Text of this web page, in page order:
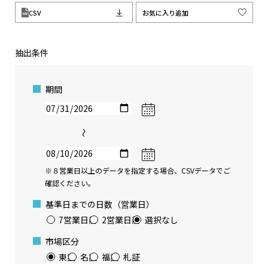
CSV お気に入り追加
抽出条件
期間
〜
※８営業日以上のデータを指定する場合、CSVデータでご
確認ください。
基準日までの日数（営業日）
7営業日前 2営業日前 選択なし
市場区分
東証 名証 福証 札証